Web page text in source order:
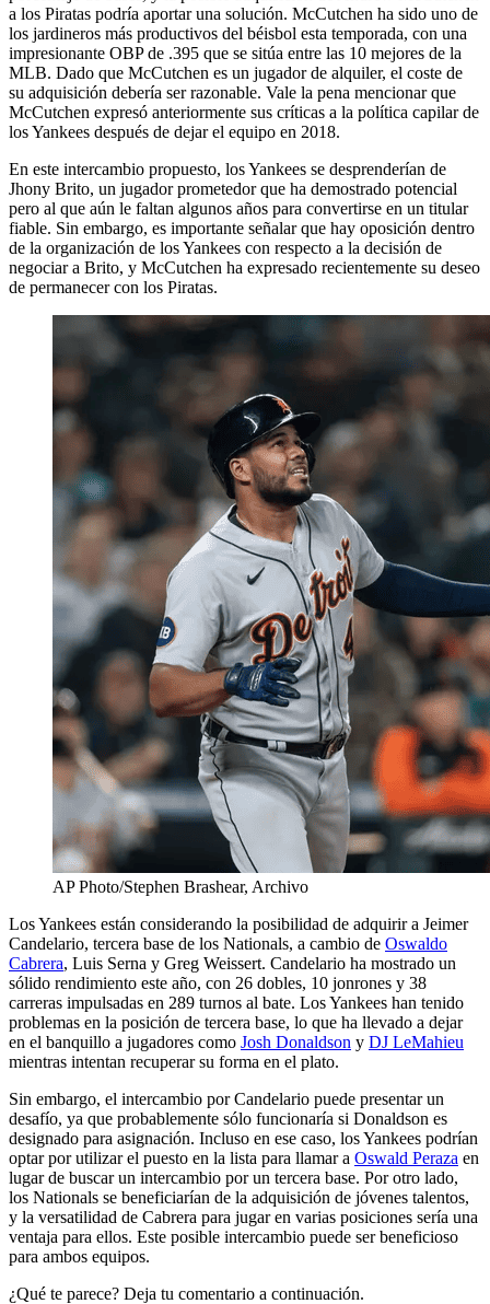
a los Piratas podría aportar una solución. McCutchen ha sido uno de
los jardineros más productivos del béisbol esta temporada, con una
impresionante OBP de .395 que se sitúa entre las 10 mejores de la
MLB. Dado que McCutchen es un jugador de alquiler, el coste de
su adquisición debería ser razonable. Vale la pena mencionar que
McCutchen expresó anteriormente sus críticas a la política capilar de
los Yankees después de dejar el equipo en 2018.
En este intercambio propuesto, los Yankees se desprenderían de
Jhony Brito, un jugador prometedor que ha demostrado potencial
pero al que aún le faltan algunos años para convertirse en un titular
fiable. Sin embargo, es importante señalar que hay oposición dentro
de la organización de los Yankees con respecto a la decisión de
negociar a Brito, y McCutchen ha expresado recientemente su deseo
de permanecer con los Piratas.
AP Photo/Stephen Brashear, Archivo
Los Yankees están considerando la posibilidad de adquirir a Jeimer
Candelario, tercera base de los Nationals, a cambio de Oswaldo
Cabrera, Luis Serna y Greg Weissert. Candelario ha mostrado un
sólido rendimiento este año, con 26 dobles, 10 jonrones y 38
carreras impulsadas en 289 turnos al bate. Los Yankees han tenido
problemas en la posición de tercera base, lo que ha llevado a dejar
en el banquillo a jugadores como Josh Donaldson y DJ LeMahieu
mientras intentan recuperar su forma en el plato.
Sin embargo, el intercambio por Candelario puede presentar un
desafío, ya que probablemente sólo funcionaría si Donaldson es
designado para asignación. Incluso en ese caso, los Yankees podrían
optar por utilizar el puesto en la lista para llamar a Oswald Peraza en
lugar de buscar un intercambio por un tercera base. Por otro lado,
los Nationals se beneficiarían de la adquisición de jóvenes talentos,
y la versatilidad de Cabrera para jugar en varias posiciones sería una
ventaja para ellos. Este posible intercambio puede ser beneficioso
para ambos equipos.
¿Qué te parece? Deja tu comentario a continuación.